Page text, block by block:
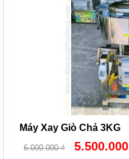
Máy Xay Giò Chả 3KG
6.000.000₫
Giá
gốc
5.500.000